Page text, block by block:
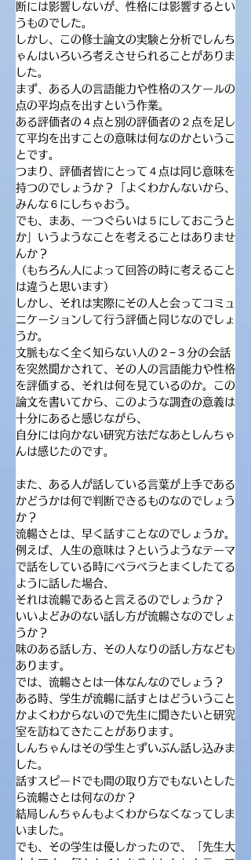
断には影響しないが、性格には影響するとい
うものでした。
しかし、この修士論文の実験と分析でしんち
ゃんはいろいろ考えさせられることがありま
した。
まず、ある人の言語能力や性格のスケールの
点の平均点を出すという作業。
ある評価者の４点と別の評価者の２点を足し
て平均を出すことの意味は何なのかというこ
とです。
つまり、評価者皆にとって４点は同じ意味を
持つのでしょうか？「よくわかんないから、
みんな６にしちゃおう。
でも、まあ、一つぐらいは５にしておこうと
か」いうようなことを考えることはありませ
んか？
（もちろん人によって回答の時に考えること
は違うと思います）
しかし、それは実際にその人と会ってコミュ
ニケーションして行う評価と同じなのでしょ
うか。
文脈もなく全く知らない人の２−３分の会話
を突然聞かされて、その人の言語能力や性格
を評価する、それは何を見ているのか。この
論文を書いてから、このような調査の意義は
十分にあると感じながら、
自分には向かない研究方法だなあとしんちゃ
んは感じたのです。
また、ある人が話している言葉が上手である
かどうかは何で判断できるものなのでしょう
か？
流暢さとは、早く話すことなのでしょうか。
例えば、人生の意味は？というようなテーマ
で話をしている時にベラベラとまくしたてる
ように話した場合、
それは流暢であると言えるのでしょうか？
いいよどみのない話し方が流暢さなのでしょ
うか？
味のある話し方、その人なりの話し方なども
あります。
では、流暢さとは一体なんなのでしょう？
ある時、学生が流暢に話すとはどういうこと
かよくわからないので先生に聞きたいと研究
室を訪ねてきたことがあります。
しんちゃんはその学生とずいぶん話し込みま
した。
話すスピードでも間の取り方でもないとした
ら流暢さとは何なのか？
結局しんちゃんもよくわからなくなってしま
いました。
でも、その学生は優しかったので、「先生大